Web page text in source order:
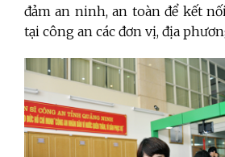
đảm an ninh, an toàn để kết
tại công an các đơn vị, địa